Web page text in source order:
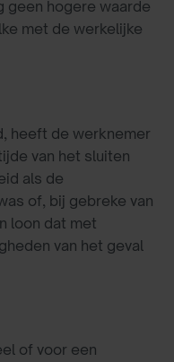
geen hogere waarde
met de werkelijke
heeft de werknemer
van het sluiten
als de
of, bij gebreke van
loon dat met
van het geval
of voor een